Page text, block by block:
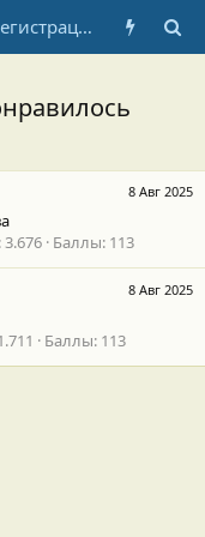
Регистрация
8 Авг 2025
3.676 Баллы 113
8 Авг 2025
Баллы 113